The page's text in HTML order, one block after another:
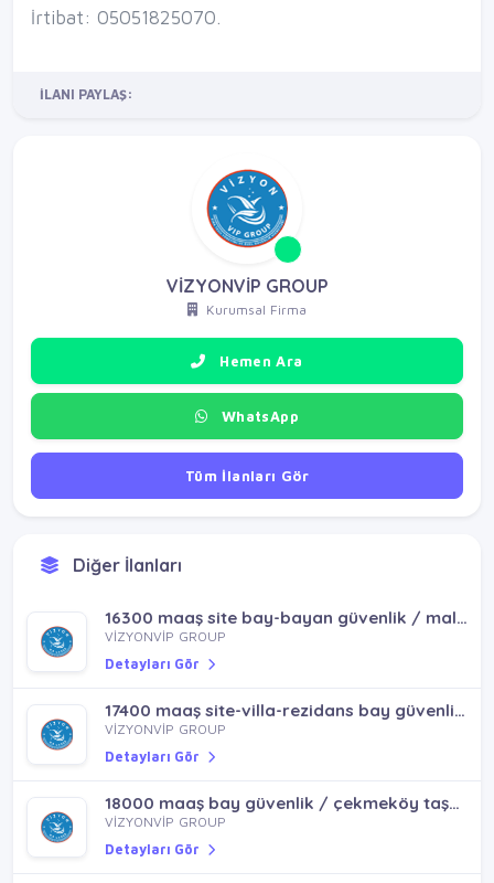
İrtibat: 05051825070.
İLANI PAYLAŞ:
VİZYONVİP GROUP
Kurumsal Firma
Hemen Ara
WhatsApp
Tüm İlanları Gör
Diğer İlanları
15000+ymk şantiye bay güvenlik / kartal maltepe küçükyalı cevizli atalar bostancı
VİZYONVİP GROUP
Detayları Gör
VİZYONVİP GROUP
VİZYONVİP GROUP
VİZYONVİP GROUP